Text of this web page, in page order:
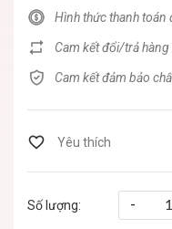
Hình thức thanh toán
Cam kết đổi/trả
Cam kết đảm bảo
Số lượng: -